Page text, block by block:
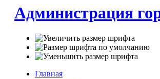
Администрация
Главная